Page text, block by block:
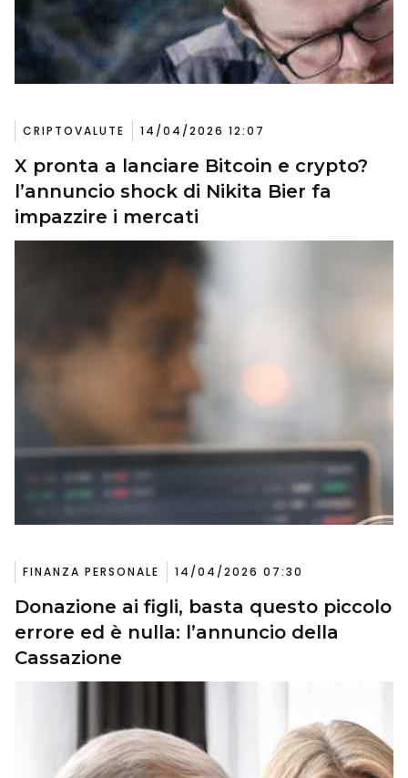
CRIPTOVALUTE 14/04/2026 12:07
X pronta a lanciare Bitcoin e crypto?
l’annuncio shock di Nikita Bier fa
impazzire i mercati
FINANZA PERSONALE 14/04/2026 07:30
Donazione ai figli, basta questo piccolo
errore ed è nulla: l’annuncio della
Cassazione